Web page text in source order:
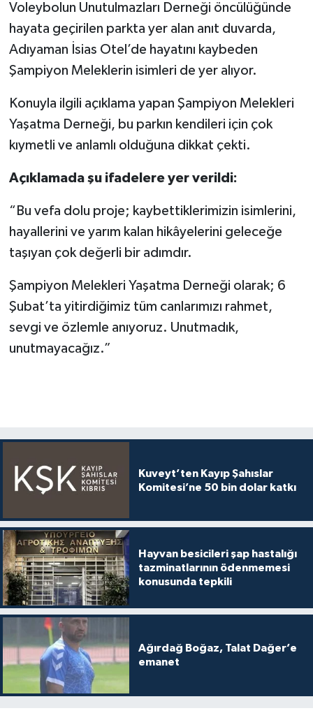
Voleybolun Unutulmazları Derneği öncülüğünde
hayata geçirilen parkta yer alan anıt duvarda,
Adıyaman İsias Otel’de hayatını kaybeden
Şampiyon Meleklerin isimleri de yer alıyor.
Konuyla ilgili açıklama yapan Şampiyon Melekleri
Yaşatma Derneği, bu parkın kendileri için çok
kıymetli ve anlamlı olduğuna dikkat çekti.
Açıklamada şu ifadelere yer verildi:
“Bu vefa dolu proje; kaybettiklerimizin isimlerini,
hayallerini ve yarım kalan hikâyelerini geleceğe
taşıyan çok değerli bir adımdır.
Şampiyon Melekleri Yaşatma Derneği olarak; 6
Şubat’ta yitirdiğimiz tüm canlarımızı rahmet,
sevgi ve özlemle anıyoruz. Unutmadık,
unutmayacağız.”
Kuveyt’ten Kayıp Şahıslar
Komitesi’ne 50 bin dolar katkı
Hayvan besicileri şap hastalığı
tazminatlarının ödenmemesi
konusunda tepkili
Ağırdağ Boğaz, Talat Dağer’e
emanet